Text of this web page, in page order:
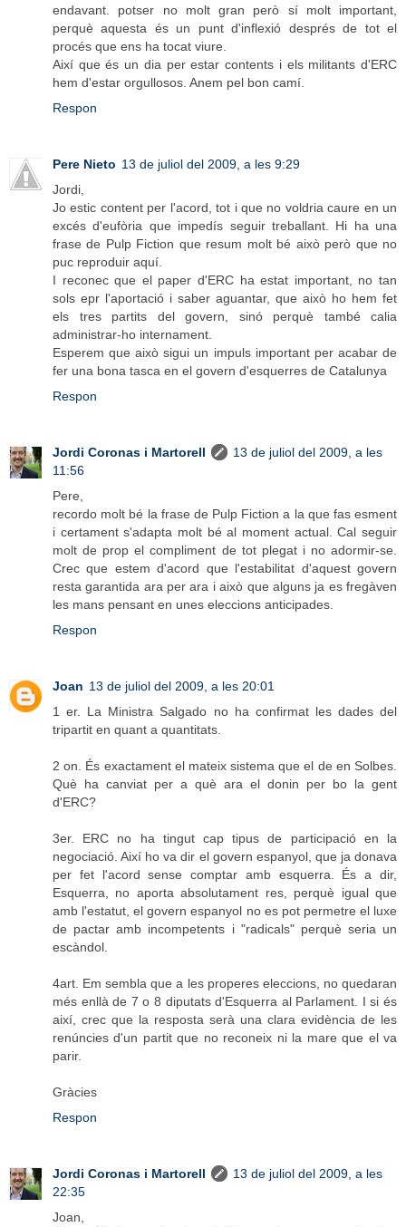
endavant. potser no molt gran però sí molt important,
perquè aquesta és un punt d'inflexió després de tot el
procés que ens ha tocat viure.
Així que és un dia per estar contents i els militants d'ERC
hem d'estar orgullosos. Anem pel bon camí.
Respon
Pere Nieto 13 de juliol del 2009, a les 9:29
Jordi,
Jo estic content per l'acord, tot i que no voldria caure en un
excés d'eufòria que impedís seguir treballant. Hi ha una
frase de Pulp Fiction que resum molt bé això però que no
puc reproduir aquí.
I reconec que el paper d'ERC ha estat important, no tan
sols epr l'aportació i saber aguantar, que això ho hem fet
els tres partits del govern, sinó perquè també calia
administrar-ho internament.
Esperem que això sigui un impuls important per acabar de
fer una bona tasca en el govern d'esquerres de Catalunya
Respon
Jordi Coronas i Martorell
13 de juliol del 2009, a les
11:56
Pere,
recordo molt bé la frase de Pulp Fiction a la que fas esment
i certament s'adapta molt bé al moment actual. Cal seguir
molt de prop el compliment de tot plegat i no adormir-se.
Crec que estem d'acord que l'estabilitat d'aquest govern
resta garantida ara per ara i això que alguns ja es fregàven
les mans pensant en unes eleccions anticipades.
Respon
Joan 13 de juliol del 2009, a les 20:01
1 er. La Ministra Salgado no ha confirmat les dades del
tripartit en quant a quantitats.
2 on. És exactament el mateix sistema que el de en Solbes.
Què ha canviat per a què ara el donin per bo la gent
d'ERC?
3er. ERC no ha tingut cap tipus de participació en la
negociació. Així ho va dir el govern espanyol, que ja donava
per fet l'acord sense comptar amb esquerra. És a dir,
Esquerra, no aporta absolutament res, perquè igual que
amb l'estatut, el govern espanyol no es pot permetre el luxe
de pactar amb incompetents i "radicals" perquè seria un
escàndol.
4art. Em sembla que a les properes eleccions, no quedaran
més enllà de 7 o 8 diputats d'Esquerra al Parlament. I si és
així, crec que la resposta serà una clara evidència de les
renúncies d'un partit que no reconeix ni la mare que el va
parir.
Gràcies
Respon
Jordi Coronas i Martorell
13 de juliol del 2009, a les
22:35
Joan,